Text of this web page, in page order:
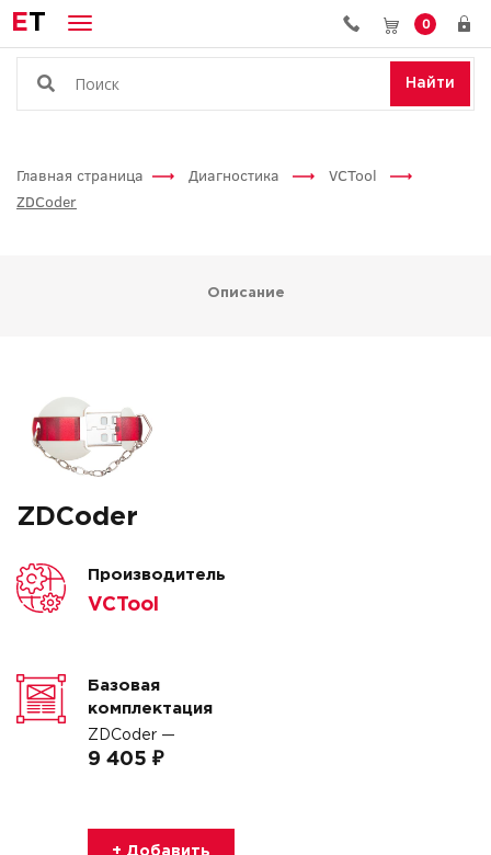
ET 0
Найти
Главная страница Диагностика
VCTool
ZDCoder
Описание
ZDCoder
Производитель
VCTool
Базовая
комплектация
ZDCoder —
9 405 ₽
+ Добавить